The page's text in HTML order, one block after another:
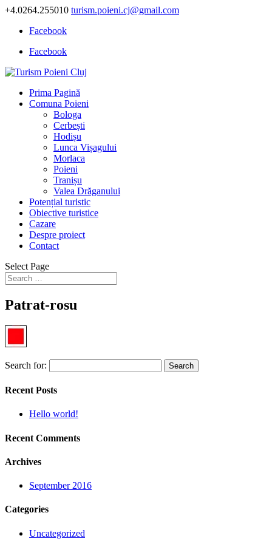
+4.0264.255010 turism.poieni.cj@gmail.com
Facebook
Facebook
Prima Pagină
Comuna Poieni
Bologa
Cerbești
Hodișu
Lunca Vișagului
Morlaca
Poieni
Tranișu
Valea Drăganului
Potențial turistic
Obiective turistice
Cazare
Despre proiect
Contact
Select Page
Patrat-rosu
Search for:
Recent Posts
Hello world!
Recent Comments
Archives
September 2016
Categories
Uncategorized